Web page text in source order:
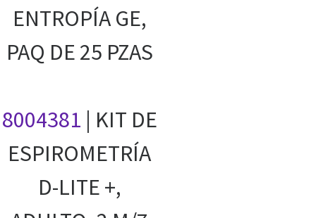
ENTROPÍA GE,
PAQ DE 25 PZAS
8004381 | KIT DE
ESPIROMETRÍA
D-LITE +,